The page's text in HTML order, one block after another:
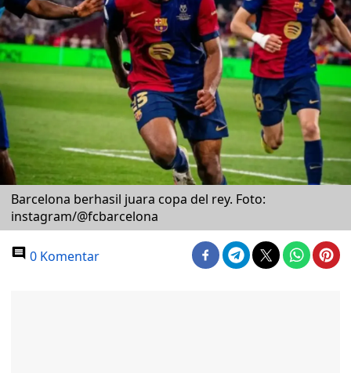
Barcelona berhasil juara copa del rey. Foto:
instagram/@fcbarcelona
0 Komentar